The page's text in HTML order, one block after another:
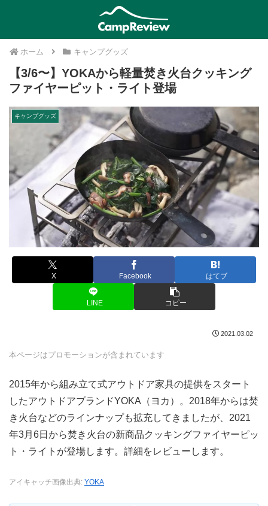
ホーム キャンプグッズ
【3/6〜】YOKAから軽量焚き火台クッキング
ファイヤーピット・ライト登場
キャンプグッズ
X Facebook はてブ
LINE コピー
2021.03.02
本ページはプロモーションが含まれています
2015年から組み立て式アウトドア家具の提供をスタート
したアウトドアブランドYOKA（ヨカ）。2018年からは焚
き火台などのラインナップも拡充してきましたが、2021
年3月6日から焚き火台の新商品クッキングファイヤーピッ
ト・ライトが登場します。詳細をレビューします。
アイキャッチ画像出典: YOKA